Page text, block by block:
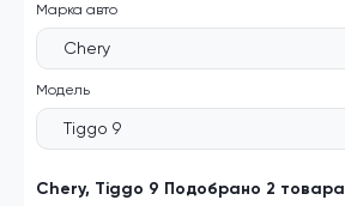
Марка авто
Chery
Модель
Tiggo 9
Chery, Tiggo 9 Подобрано 2 товара